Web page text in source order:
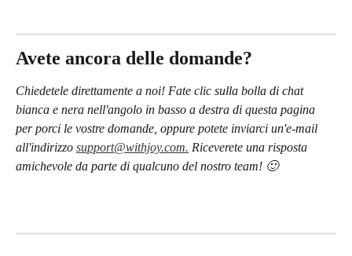
Avete ancora delle domande?
Chiedetele direttamente a noi! Fate clic sulla bolla di chat
bianca e nera nell'angolo in basso a destra di questa pagina
per porci le vostre domande, oppure potete inviarci un'e-mail
all'indirizzo support@withjoy.com. Riceverete una risposta
amichevole da parte di qualcuno del nostro team! 🙂